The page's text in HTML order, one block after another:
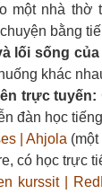
một nhà thờ
bằng
lối sống
khác
trực tuyến:
đàn học
| Ahjola
có học trực
kurssit |